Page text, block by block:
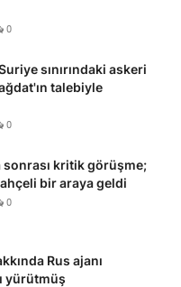
0
sınırındaki askeri
talebiyle
0
sonrası kritik görüşme;
bir araya geldi
0
Rus ajanı
yürütmüş